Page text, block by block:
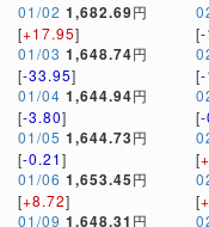
01/02 1,682.69円
[+17.95]
01/03 1,648.74円
[-33.95]
01/04 1,644.94円
[-3.80]
01/05 1,644.73円
[-0.21]
01/06 1,653.45円
[+8.72]
01/09 1,648.31 円
[
[
[
[
[